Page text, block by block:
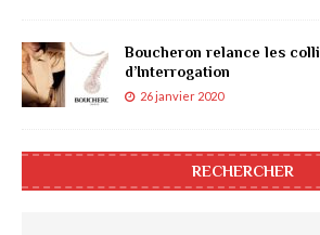
Boucheron relance les
d’Interrogation
26 janvier 2020
RECHERCHER